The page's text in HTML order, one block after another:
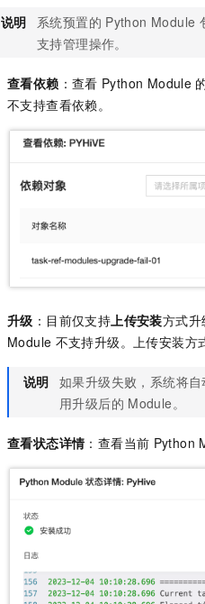
说明 系统预置的 Python Module
支持管理操作。
查看依赖 ：查看 Python Module
不支持查看依赖。
升级 ：目前仅支持 上传安装方式
Module 不支持升级。上传安装方
说明 如果升级失败，系统将
用升级后的 Module。
查看状态详情：查看当前 Python